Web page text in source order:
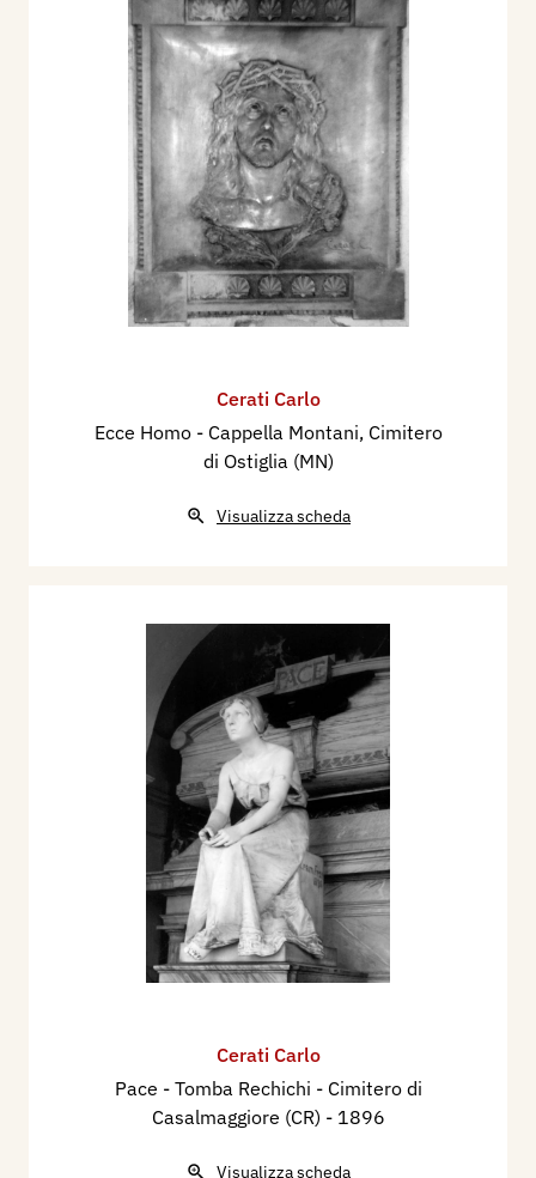
Cerati Carlo
Ecce Homo - Cappella Montani, Cimitero
di Ostiglia (MN)
Visualizza scheda
Cerati Carlo
Pace - Tomba Rechichi - Cimitero di
Casalmaggiore (CR) - 1896
Visualizza scheda